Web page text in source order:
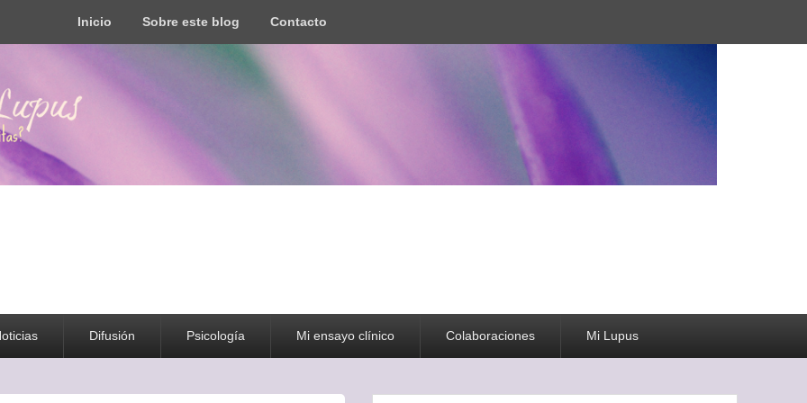
Inicio Sobre este blog Contacto
todo tipo de información y recursos
Difusión Psicología Mi ensayo clínico Colaboraciones Mi Lupus